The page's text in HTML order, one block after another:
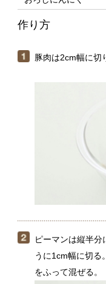
ピーマンは縦半分に
うに1cm幅に切る。